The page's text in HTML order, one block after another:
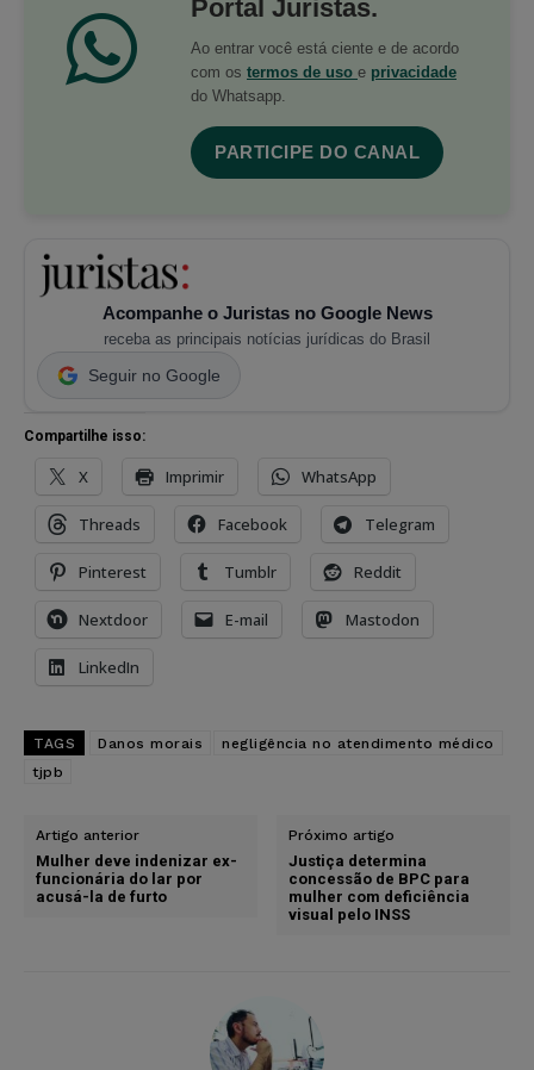
Portal Juristas.
Ao entrar você está ciente e de acordo
com os termos de uso e privacidade
do Whatsapp.
PARTICIPE DO CANAL
Acompanhe o Juristas no Google News
receba as principais notícias jurídicas do Brasil
Seguir no Google
Compartilhe isso:
X Imprimir WhatsApp
Threads Facebook Telegram
Pinterest Tumblr Reddit
Nextdoor E-mail Mastodon
LinkedIn
TAGS Danos morais
negligência no atendimento médico
tjpb
Artigo anterior
Mulher deve indenizar ex-
funcionária do lar por
acusá-la de furto
Próximo artigo
Justiça determina
concessão de BPC para
mulher com deficiência
visual pelo INSS